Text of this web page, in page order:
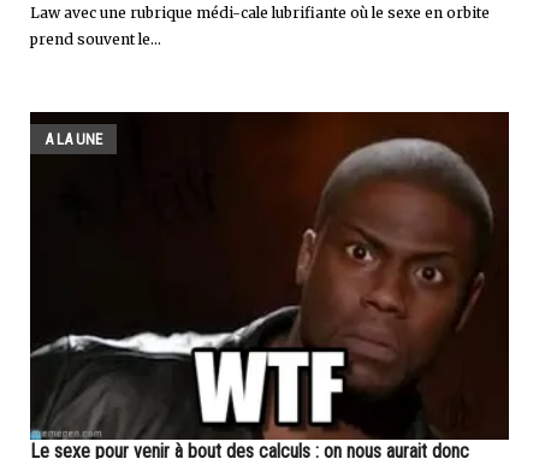
Law avec une rubrique médi-cale lubrifiante où le sexe en orbite
prend souvent le...
A LA UNE
Le sexe pour venir à bout des calculs : on nous aurait donc